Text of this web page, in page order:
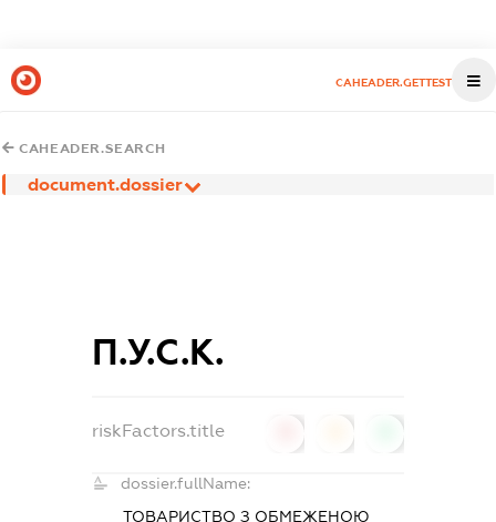
CAHEADER.GETTEST
CAHEADER.SEARCH
document.dossier
П.У.С.К.
riskFactors.title
dossier.fullName:
ТОВАРИСТВО З ОБМЕЖЕНОЮ